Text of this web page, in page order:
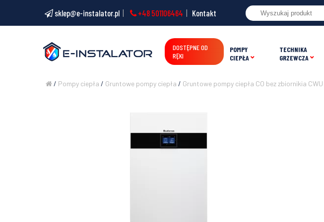
sklep@e-instalator.pl +48 501106464 Kontakt
DOSTĘPNE OD
RĘKI
POMPY
CIEPŁA
TECHNIKA
GRZEWCZA
/ Pompy ciepła / Gruntowe pompy ciepła / Gruntowe pompy ciepła CO bez zbiornikia CWU